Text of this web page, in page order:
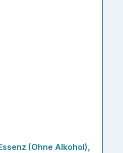
(Ohne Alkohol),